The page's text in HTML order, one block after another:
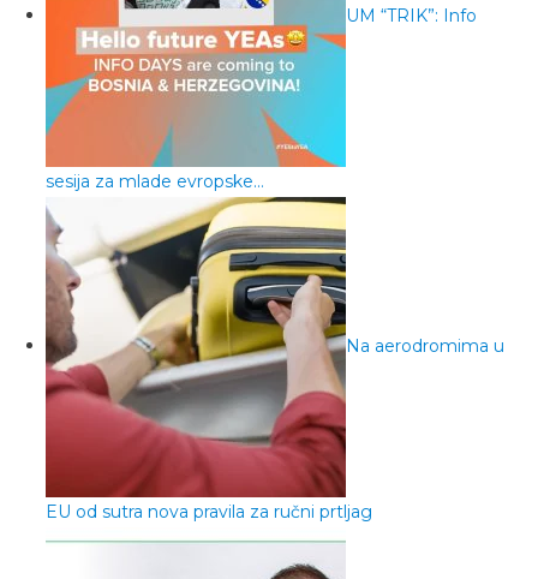
UM “TRIK”: Info
sesija za mlade evropske…
Na aerodromima u
EU od sutra nova pravila za ručni prtljag